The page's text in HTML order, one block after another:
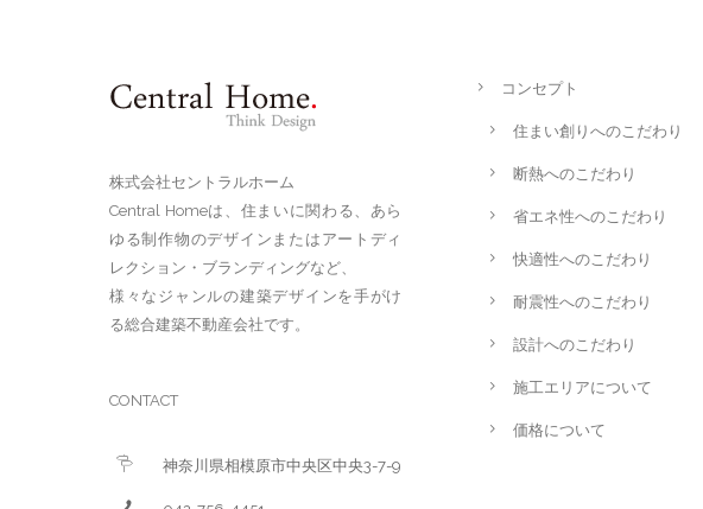
株式会社セントラルホーム
Central Homeは、住まいに関わる、あら
ゆる制作物のデザインまたはアートディ
レクション・ブランディングなど、
様々なジャンルの建築デザインを手がけ
る総合建築不動産会社です。
CONTACT
神奈川県相模原市中央区中央3-7-9
コンセプト
住まい創りへのこだわり
断熱へのこだわり
省エネ性へのこだわり
快適性へのこだわり
耐震性へのこだわり
設計へのこだわり
施工エリアについて
価格について